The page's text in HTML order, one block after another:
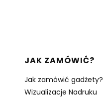
Linki w stopce
JAK ZAMÓWIĆ?
Jak zamówić gadżety?
Wizualizacje Nadruku